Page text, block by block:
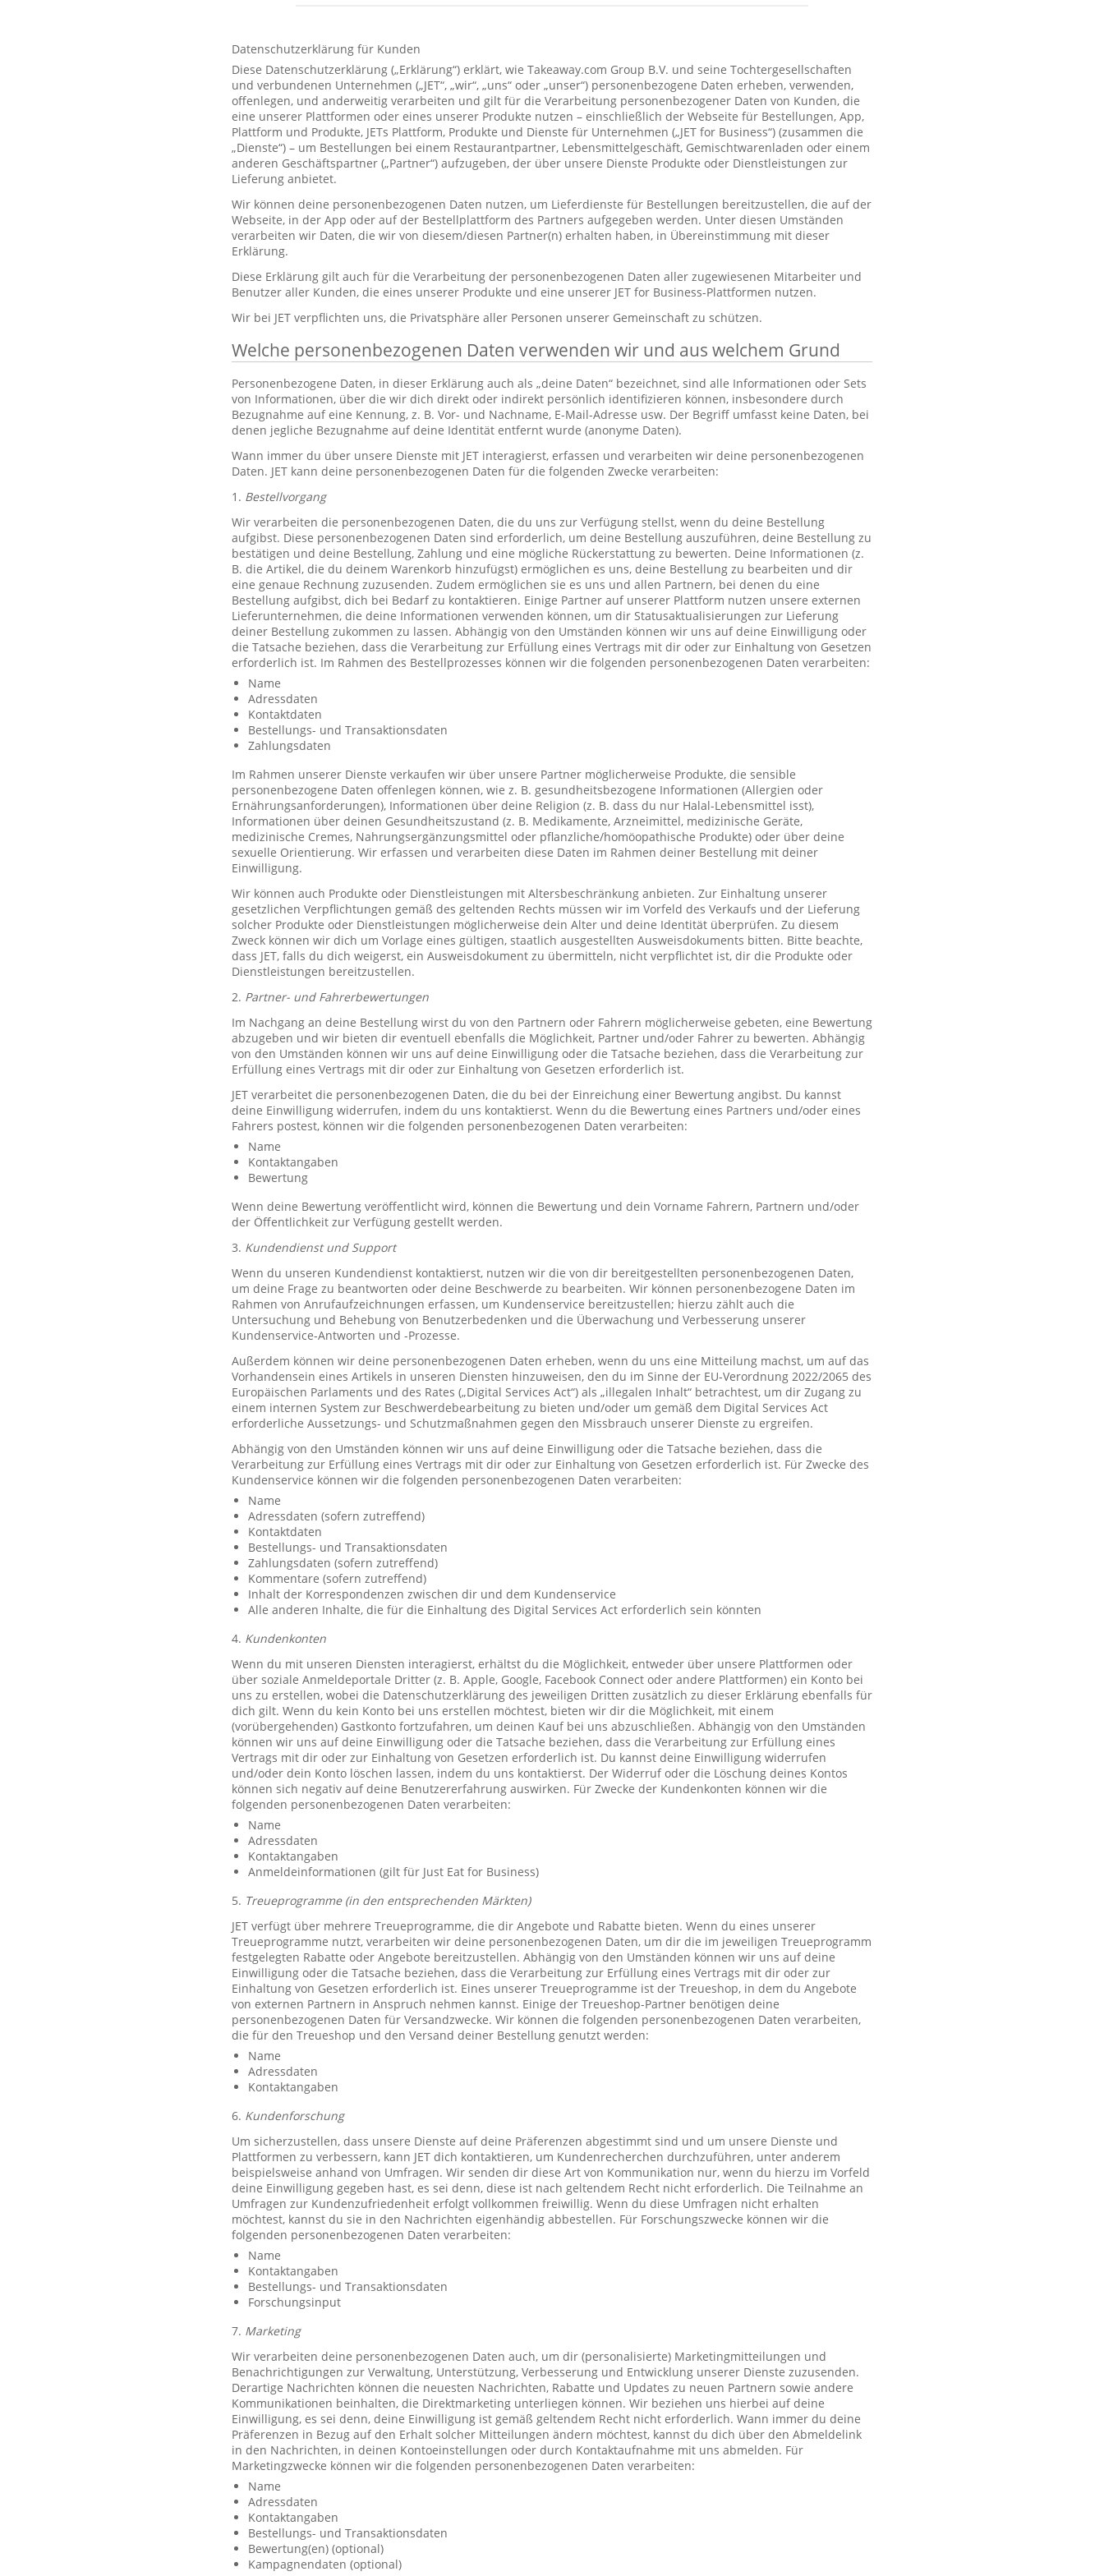
Datenschutzerklärung für Kunden
Diese Datenschutzerklärung („Erklärung“) erklärt, wie Takeaway.com Group B.V. und seine Tochtergesellschaften
und verbundenen Unternehmen („JET“, „wir“, „uns“ oder „unser“) personenbezogene Daten erheben, verwenden,
offenlegen, und anderweitig verarbeiten und gilt für die Verarbeitung personenbezogener Daten von Kunden, die
eine unserer Plattformen oder eines unserer Produkte nutzen – einschließlich der Webseite für Bestellungen, App,
Plattform und Produkte, JETs Plattform, Produkte und Dienste für Unternehmen („JET for Business“) (zusammen die
„Dienste“) – um Bestellungen bei einem Restaurantpartner, Lebensmittelgeschäft, Gemischtwarenladen oder einem
anderen Geschäftspartner („Partner“) aufzugeben, der über unsere Dienste Produkte oder Dienstleistungen zur
Lieferung anbietet.
Wir können deine personenbezogenen Daten nutzen, um Lieferdienste für Bestellungen bereitzustellen, die auf der
Webseite, in der App oder auf der Bestellplattform des Partners aufgegeben werden. Unter diesen Umständen
verarbeiten wir Daten, die wir von diesem/diesen Partner(n) erhalten haben, in Übereinstimmung mit dieser
Erklärung.
Diese Erklärung gilt auch für die Verarbeitung der personenbezogenen Daten aller zugewiesenen Mitarbeiter und
Benutzer aller Kunden, die eines unserer Produkte und eine unserer JET for Business-Plattformen nutzen.
Wir bei JET verpflichten uns, die Privatsphäre aller Personen unserer Gemeinschaft zu schützen.
Welche personenbezogenen Daten verwenden wir und aus welchem Grund
Personenbezogene Daten, in dieser Erklärung auch als „deine Daten“ bezeichnet, sind alle Informationen oder Sets
von Informationen, über die wir dich direkt oder indirekt persönlich identifizieren können, insbesondere durch
Bezugnahme auf eine Kennung, z. B. Vor- und Nachname, E-Mail-Adresse usw. Der Begriff umfasst keine Daten, bei
denen jegliche Bezugnahme auf deine Identität entfernt wurde (anonyme Daten).
Wann immer du über unsere Dienste mit JET interagierst, erfassen und verarbeiten wir deine personenbezogenen
Daten. JET kann deine personenbezogenen Daten für die folgenden Zwecke verarbeiten:
1. Bestellvorgang
Wir verarbeiten die personenbezogenen Daten, die du uns zur Verfügung stellst, wenn du deine Bestellung
aufgibst. Diese personenbezogenen Daten sind erforderlich, um deine Bestellung auszuführen, deine Bestellung zu
bestätigen und deine Bestellung, Zahlung und eine mögliche Rückerstattung zu bewerten. Deine Informationen (z.
B. die Artikel, die du deinem Warenkorb hinzufügst) ermöglichen es uns, deine Bestellung zu bearbeiten und dir
eine genaue Rechnung zuzusenden. Zudem ermöglichen sie es uns und allen Partnern, bei denen du eine
Bestellung aufgibst, dich bei Bedarf zu kontaktieren. Einige Partner auf unserer Plattform nutzen unsere externen
Lieferunternehmen, die deine Informationen verwenden können, um dir Statusaktualisierungen zur Lieferung
deiner Bestellung zukommen zu lassen. Abhängig von den Umständen können wir uns auf deine Einwilligung oder
die Tatsache beziehen, dass die Verarbeitung zur Erfüllung eines Vertrags mit dir oder zur Einhaltung von Gesetzen
erforderlich ist. Im Rahmen des Bestellprozesses können wir die folgenden personenbezogenen Daten verarbeiten:
Name
Adressdaten
Kontaktdaten
Bestellungs- und Transaktionsdaten
Zahlungsdaten
Im Rahmen unserer Dienste verkaufen wir über unsere Partner möglicherweise Produkte, die sensible
personenbezogene Daten offenlegen können, wie z. B. gesundheitsbezogene Informationen (Allergien oder
Ernährungsanforderungen), Informationen über deine Religion (z. B. dass du nur Halal-Lebensmittel isst),
Informationen über deinen Gesundheitszustand (z. B. Medikamente, Arzneimittel, medizinische Geräte,
medizinische Cremes, Nahrungsergänzungsmittel oder pflanzliche/homöopathische Produkte) oder über deine
sexuelle Orientierung. Wir erfassen und verarbeiten diese Daten im Rahmen deiner Bestellung mit deiner
Einwilligung.
Wir können auch Produkte oder Dienstleistungen mit Altersbeschränkung anbieten. Zur Einhaltung unserer
gesetzlichen Verpflichtungen gemäß des geltenden Rechts müssen wir im Vorfeld des Verkaufs und der Lieferung
solcher Produkte oder Dienstleistungen möglicherweise dein Alter und deine Identität überprüfen. Zu diesem
Zweck können wir dich um Vorlage eines gültigen, staatlich ausgestellten Ausweisdokuments bitten. Bitte beachte,
dass JET, falls du dich weigerst, ein Ausweisdokument zu übermitteln, nicht verpflichtet ist, dir die Produkte oder
Dienstleistungen bereitzustellen.
2. Partner- und Fahrerbewertungen
Im Nachgang an deine Bestellung wirst du von den Partnern oder Fahrern möglicherweise gebeten, eine Bewertung
abzugeben und wir bieten dir eventuell ebenfalls die Möglichkeit, Partner und/oder Fahrer zu bewerten. Abhängig
von den Umständen können wir uns auf deine Einwilligung oder die Tatsache beziehen, dass die Verarbeitung zur
Erfüllung eines Vertrags mit dir oder zur Einhaltung von Gesetzen erforderlich ist.
JET verarbeitet die personenbezogenen Daten, die du bei der Einreichung einer Bewertung angibst. Du kannst
deine Einwilligung widerrufen, indem du uns kontaktierst. Wenn du die Bewertung eines Partners und/oder eines
Fahrers postest, können wir die folgenden personenbezogenen Daten verarbeiten:
Name
Kontaktangaben
Bewertung
Wenn deine Bewertung veröffentlicht wird, können die Bewertung und dein Vorname Fahrern, Partnern und/oder
der Öffentlichkeit zur Verfügung gestellt werden.
3. Kundendienst und Support
Wenn du unseren Kundendienst kontaktierst, nutzen wir die von dir bereitgestellten personenbezogenen Daten,
um deine Frage zu beantworten oder deine Beschwerde zu bearbeiten. Wir können personenbezogene Daten im
Rahmen von Anrufaufzeichnungen erfassen, um Kundenservice bereitzustellen; hierzu zählt auch die
Untersuchung und Behebung von Benutzerbedenken und die Überwachung und Verbesserung unserer
Kundenservice-Antworten und -Prozesse.
Außerdem können wir deine personenbezogenen Daten erheben, wenn du uns eine Mitteilung machst, um auf das
Vorhandensein eines Artikels in unseren Diensten hinzuweisen, den du im Sinne der EU-Verordnung 2022/2065 des
Europäischen Parlaments und des Rates („Digital Services Act“) als „illegalen Inhalt“ betrachtest, um dir Zugang zu
einem internen System zur Beschwerdebearbeitung zu bieten und/oder um gemäß dem Digital Services Act
erforderliche Aussetzungs- und Schutzmaßnahmen gegen den Missbrauch unserer Dienste zu ergreifen.
Abhängig von den Umständen können wir uns auf deine Einwilligung oder die Tatsache beziehen, dass die
Verarbeitung zur Erfüllung eines Vertrags mit dir oder zur Einhaltung von Gesetzen erforderlich ist. Für Zwecke des
Kundenservice können wir die folgenden personenbezogenen Daten verarbeiten:
Name
Adressdaten (sofern zutreffend)
Kontaktdaten
Bestellungs- und Transaktionsdaten
Zahlungsdaten (sofern zutreffend)
Kommentare (sofern zutreffend)
Inhalt der Korrespondenzen zwischen dir und dem Kundenservice
Alle anderen Inhalte, die für die Einhaltung des Digital Services Act erforderlich sein könnten
4. Kundenkonten
Wenn du mit unseren Diensten interagierst, erhältst du die Möglichkeit, entweder über unsere Plattformen oder
über soziale Anmeldeportale Dritter (z. B. Apple, Google, Facebook Connect oder andere Plattformen) ein Konto bei
uns zu erstellen, wobei die Datenschutzerklärung des jeweiligen Dritten zusätzlich zu dieser Erklärung ebenfalls für
dich gilt. Wenn du kein Konto bei uns erstellen möchtest, bieten wir dir die Möglichkeit, mit einem
(vorübergehenden) Gastkonto fortzufahren, um deinen Kauf bei uns abzuschließen. Abhängig von den Umständen
können wir uns auf deine Einwilligung oder die Tatsache beziehen, dass die Verarbeitung zur Erfüllung eines
Vertrags mit dir oder zur Einhaltung von Gesetzen erforderlich ist. Du kannst deine Einwilligung widerrufen
und/oder dein Konto löschen lassen, indem du uns kontaktierst. Der Widerruf oder die Löschung deines Kontos
können sich negativ auf deine Benutzererfahrung auswirken. Für Zwecke der Kundenkonten können wir die
folgenden personenbezogenen Daten verarbeiten:
Name
Adressdaten
Kontaktangaben
Anmeldeinformationen (gilt für Just Eat for Business)
5. Treueprogramme (in den entsprechenden Märkten)
JET verfügt über mehrere Treueprogramme, die dir Angebote und Rabatte bieten. Wenn du eines unserer
Treueprogramme nutzt, verarbeiten wir deine personenbezogenen Daten, um dir die im jeweiligen Treueprogramm
festgelegten Rabatte oder Angebote bereitzustellen. Abhängig von den Umständen können wir uns auf deine
Einwilligung oder die Tatsache beziehen, dass die Verarbeitung zur Erfüllung eines Vertrags mit dir oder zur
Einhaltung von Gesetzen erforderlich ist. Eines unserer Treueprogramme ist der Treueshop, in dem du Angebote
von externen Partnern in Anspruch nehmen kannst. Einige der Treueshop-Partner benötigen deine
personenbezogenen Daten für Versandzwecke. Wir können die folgenden personenbezogenen Daten verarbeiten,
die für den Treueshop und den Versand deiner Bestellung genutzt werden:
Name
Adressdaten
Kontaktangaben
6. Kundenforschung
Um sicherzustellen, dass unsere Dienste auf deine Präferenzen abgestimmt sind und um unsere Dienste und
Plattformen zu verbessern, kann JET dich kontaktieren, um Kundenrecherchen durchzuführen, unter anderem
beispielsweise anhand von Umfragen. Wir senden dir diese Art von Kommunikation nur, wenn du hierzu im Vorfeld
deine Einwilligung gegeben hast, es sei denn, diese ist nach geltendem Recht nicht erforderlich. Die Teilnahme an
Umfragen zur Kundenzufriedenheit erfolgt vollkommen freiwillig. Wenn du diese Umfragen nicht erhalten
möchtest, kannst du sie in den Nachrichten eigenhändig abbestellen. Für Forschungszwecke können wir die
folgenden personenbezogenen Daten verarbeiten:
Name
Kontaktangaben
Bestellungs- und Transaktionsdaten
Forschungsinput
7. Marketing
Wir verarbeiten deine personenbezogenen Daten auch, um dir (personalisierte) Marketingmitteilungen und
Benachrichtigungen zur Verwaltung, Unterstützung, Verbesserung und Entwicklung unserer Dienste zuzusenden.
Derartige Nachrichten können die neuesten Nachrichten, Rabatte und Updates zu neuen Partnern sowie andere
Kommunikationen beinhalten, die Direktmarketing unterliegen können. Wir beziehen uns hierbei auf deine
Einwilligung, es sei denn, deine Einwilligung ist gemäß geltendem Recht nicht erforderlich. Wann immer du deine
Präferenzen in Bezug auf den Erhalt solcher Mitteilungen ändern möchtest, kannst du dich über den Abmeldelink
in den Nachrichten, in deinen Kontoeinstellungen oder durch Kontaktaufnahme mit uns abmelden. Für
Marketingzwecke können wir die folgenden personenbezogenen Daten verarbeiten:
Name
Adressdaten
Kontaktangaben
Bestellungs- und Transaktionsdaten
Bewertung(en) (optional)
Kampagnendaten (optional)